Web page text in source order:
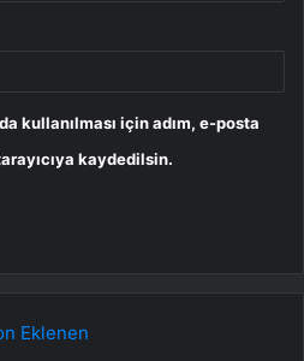
kullanılması için adım, e-posta
kaydedilsin.
Eklenen